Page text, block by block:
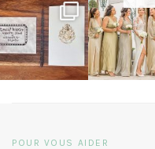
POUR VOUS AIDER